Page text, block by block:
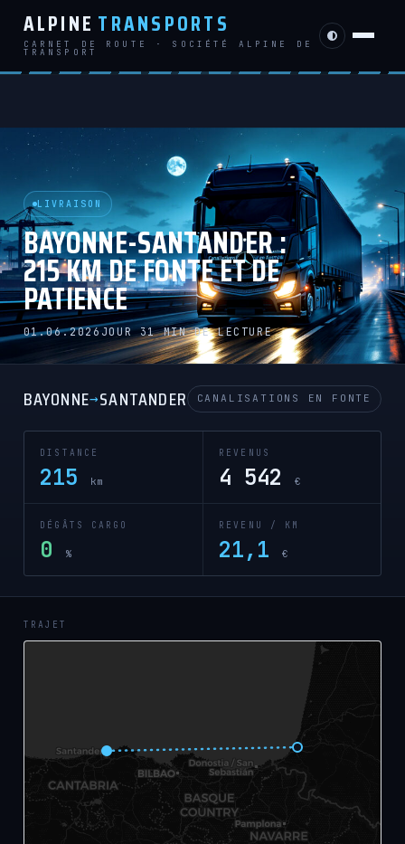
ALPINE TRANSPORTS
CARNET DE ROUTE · SOCIÉTÉ ALPINE DE
TRANSPORT
LIVRAISON
BAYONNE-SANTANDER :
215 KM DE FONTE ET DE
PATIENCE
01.06.2026 JOUR 31 MIN DE LECTURE
BAYONNE→SANTANDER CANALISATIONS EN FONTE
DISTANCE
215 km
REVENUS
4 542€
DÉGÂTS CARGO
0 %
REVENU / KM
21,1€
TRAJET